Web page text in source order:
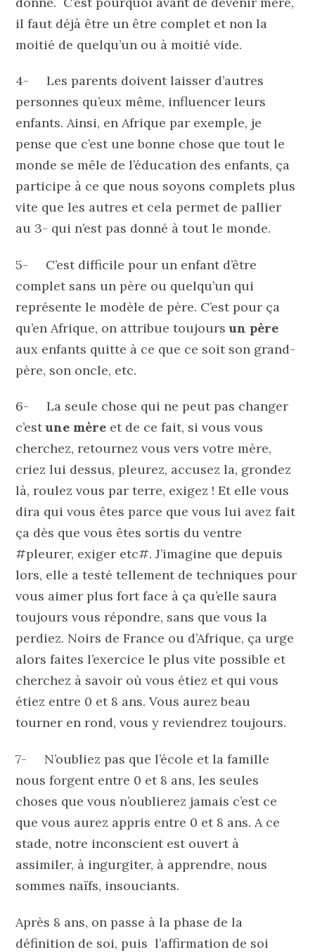
il faut déjà être un être complet et non la
moitié de quelqu’un ou à moitié vide.
4- Les parents doivent laisser d’autres
personnes qu’eux même, influencer leurs
enfants. Ainsi, en Afrique par exemple, je
pense que c’est une bonne chose que tout le
monde se mêle de l’éducation des enfants, ça
participe à ce que nous soyons complets plus
vite que les autres et cela permet de pallier
au 3- qui n’est pas donné à tout le monde.
5- C’est difficile pour un enfant d’être
complet sans un père ou quelqu’un qui
représente le modèle de père. C’est pour ça
qu’en Afrique, on attribue toujoursun père
aux enfants quitte à ce que ce soit son grand-
père, son oncle, etc.
6- La seule chose qui ne peut pas changer
c’estune mère et de ce fait, si vous vous
cherchez, retournez vous vers votre mère,
criez lui dessus, pleurez, accusez la, grondez
là, roulez vous par terre, exigez ! Et elle vous
dira qui vous êtes parce que vous lui avez fait
ça dès que vous êtes sortis du ventre
#pleurer, exiger etc#. J’imagine que depuis
lors, elle a testé tellement de techniques pour
vous aimer plus fort face à ça qu’elle saura
toujours vous répondre, sans que vous la
perdiez. Noirs de France ou d’Afrique, ça urge
alors faites l’exercice le plus vite possible et
cherchez à savoir où vous étiez et qui vous
étiez entre 0 et 8 ans. Vous aurez beau
tourner en rond, vous y reviendrez toujours.
7- N’oubliez pas que l’école et la famille
nous forgent entre 0 et 8 ans, les seules
choses que vous n’oublierez jamais c’est ce
que vous aurez appris entre 0 et 8 ans. A ce
stade, notre inconscient est ouvert à
assimiler, à ingurgiter, à apprendre, nous
sommes naïfs, insouciants.
Après 8 ans, on passe à la phase de la
définition de soi, puis l’affirmation de soi